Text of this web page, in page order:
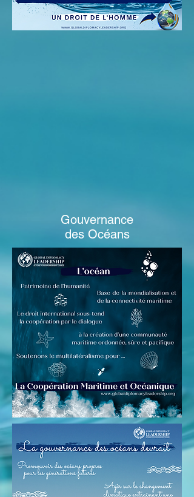
Gouvernance
des Océans